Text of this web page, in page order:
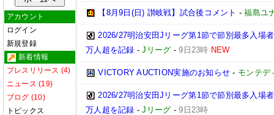
アカウント
ログイン
新規登録
新着情報
プレスリリース (4)
ニュース (19)
ブログ (10)
トピックス
【8月9日(日) 讃岐戦】試合後コメント -福島ユ
2026/27明治安田Jリーグ第1節で節別最多入場
万人超を記録 -Jリーグ -9日23時 NEW
VICTORY AUCTION実施のお知らせ - モンテデ
2026/27明治安田Jリーグ第1節で節別最多入場
万人超を記録 -Jリーグ -9日23時